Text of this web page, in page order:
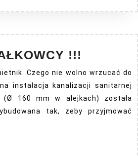
!!!
!!!
Czego nie wolno wrzucać do
instalacja kanalizacji sanitarnej
(Ø 160 mm w alejkach) została
tak, żeby przyjmować